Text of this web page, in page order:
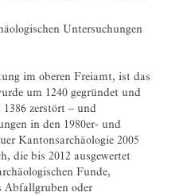
Untersuchungen
im oberen Freiamt, ist das
um 1240 gegründet und
1386 zerstört – und
in den 1980er- und
Kantonsarchäologie 2005
die bis 2012 ausgewertet
Funde,
Abfallgruben oder